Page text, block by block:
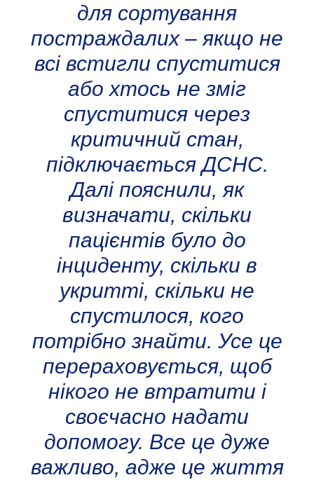
для сортування
постраждалих – якщо не
всі встигли спуститися
або хтось не зміг
спуститися через
критичний стан,
підключається ДСНС.
Далі пояснили, як
визначати, скільки
пацієнтів було до
інциденту, скільки в
укритті, скільки не
спустилося, кого
потрібно знайти. Усе це
перераховується, щоб
нікого не втратити і
своєчасно надати
допомогу. Все це дуже
важливо, адже це життя